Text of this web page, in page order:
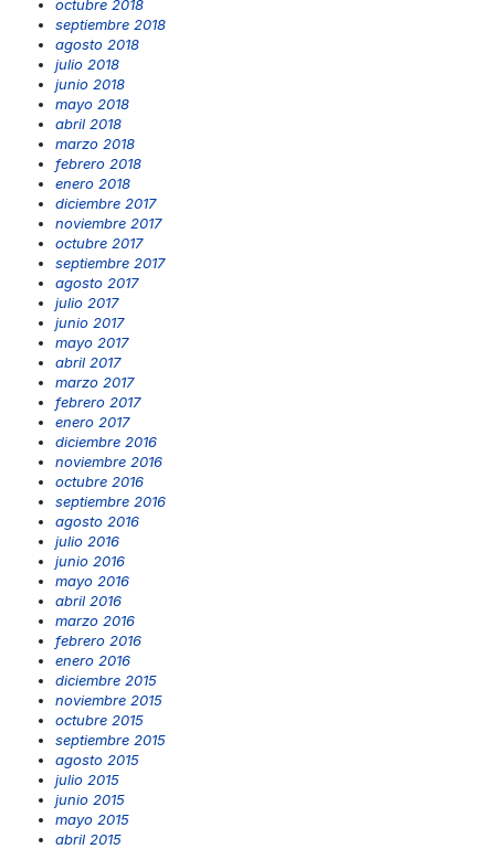
octubre 2018
septiembre 2018
agosto 2018
julio 2018
junio 2018
mayo 2018
abril 2018
marzo 2018
febrero 2018
enero 2018
diciembre 2017
noviembre 2017
octubre 2017
septiembre 2017
agosto 2017
julio 2017
junio 2017
mayo 2017
abril 2017
marzo 2017
febrero 2017
enero 2017
diciembre 2016
noviembre 2016
octubre 2016
septiembre 2016
agosto 2016
julio 2016
junio 2016
mayo 2016
abril 2016
marzo 2016
febrero 2016
enero 2016
diciembre 2015
noviembre 2015
octubre 2015
septiembre 2015
agosto 2015
julio 2015
junio 2015
mayo 2015
abril 2015